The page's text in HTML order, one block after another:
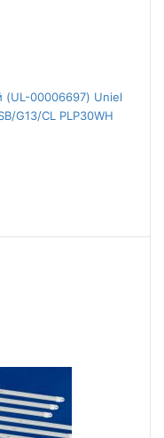
(UL-00006697) Uniel
G13/CL PLP30WH